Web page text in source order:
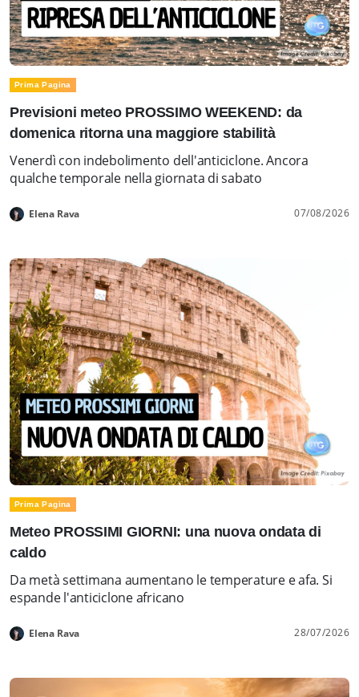
Prima Pagina
Previsioni meteo PROSSIMO WEEKEND: da
domenica ritorna una maggiore stabilità
Venerdì con indebolimento dell'anticiclone. Ancora
qualche temporale nella giornata di sabato
Elena Rava 07/08/2026
Prima Pagina
Meteo PROSSIMI GIORNI: una nuova ondata di
caldo
Da metà settimana aumentano le temperature e afa. Si
espande l'anticiclone africano
Elena Rava 28/07/2026